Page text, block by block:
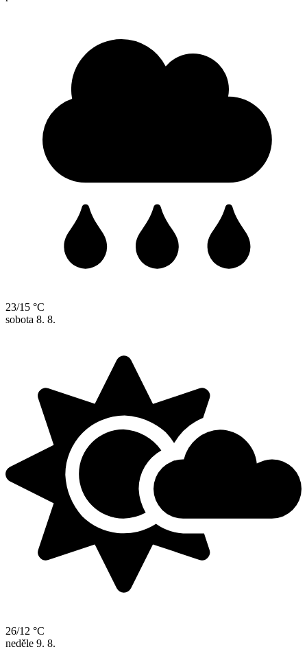
23/15 °C
sobota 8. 8.
26/12 °C
neděle 9. 8.